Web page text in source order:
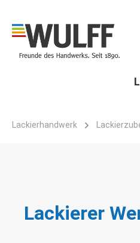
Lackierhandwerk
Lackierer